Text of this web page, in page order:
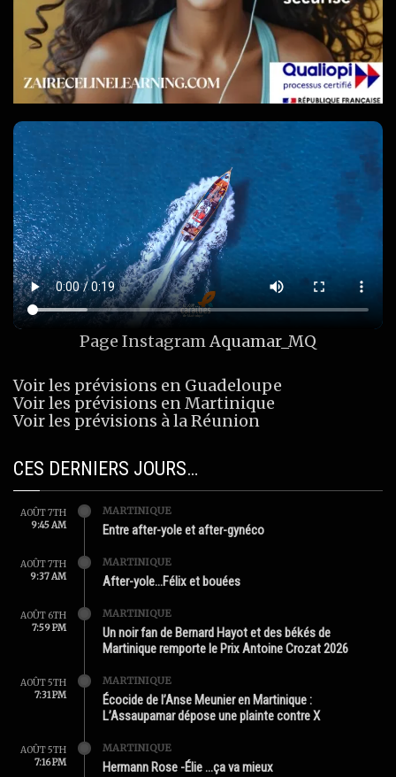
Page InstagramAquamar_MQ
Voir les prévisions en Guadeloupe
Voir les prévisions en Martinique
Voir les prévisions à la Réunion
CES DERNIERS JOURS…
AOÛT 7TH
9:45 AM
MARTINIQUE
Entre after-yole et after-gynéco
AOÛT 7TH
9:37 AM
MARTINIQUE
After-yole…Félix et bouées
AOÛT 6TH
7:59 PM
MARTINIQUE
Un noir fan de Bernard Hayot et des békés de
Martinique remporte le Prix Antoine Crozat 2026
AOÛT 5TH
7:31 PM
MARTINIQUE
Écocide de l’Anse Meunier en Martinique :
L’Assaupamar dépose une plainte contre X
AOÛT 5TH
7:16 PM
MARTINIQUE
Hermann Rose -Élie …ça va mieux